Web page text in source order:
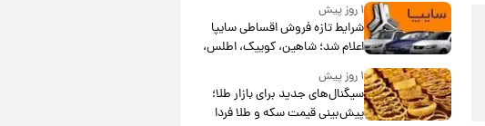
۱ روز پیش
شرایط تازه فروش اقساطی سایپا
اعلام شد؛ شاهین، کوییک، اطلس،
سهند و ساینا با اقساط بلندمدت +
جدول۱ روز پیش
سیگنال‌های جدید برای بازار طلا؛
پیش‌بینی قیمت سکه و طلا فردا